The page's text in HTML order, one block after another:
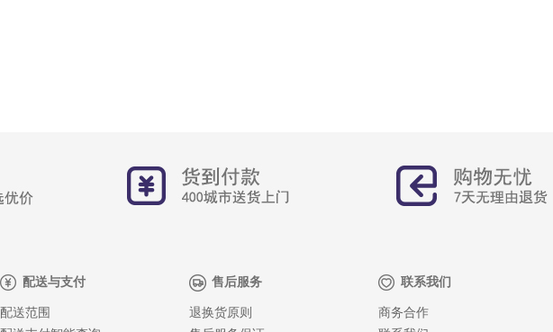
配送与支付
配送范围
售后服务
退换货原则
联系我们
商务合作